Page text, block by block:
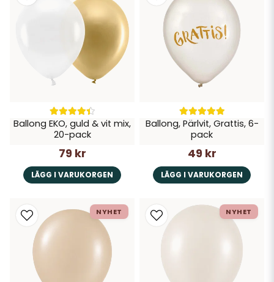
Ballong EKO, guld & vit mix,
20-pack
79 kr
LÄGG I VARUKORGEN
Ballong, Pärlvit, Grattis, 6-
pack
49 kr
LÄGG I VARUKORGEN
NYHET NYHET